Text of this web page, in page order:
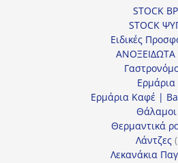
STOCK
STOCK
Ειδικές
ΑΝΟΞΕΙΔΩΤΑ
Ερμάρια
Ερμάρια Καφέ |
Θάλαμοι
Θερμαντικά
Λάντζες
Λεκανάκια